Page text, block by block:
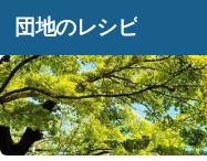
コンテンツへスキップ
団地のレシピ